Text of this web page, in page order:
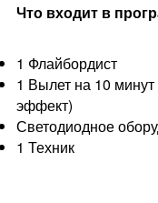
Что входит в
1 Флайбордист
1 Вылет на 10
эффект)
Светодиодное
1 Техник